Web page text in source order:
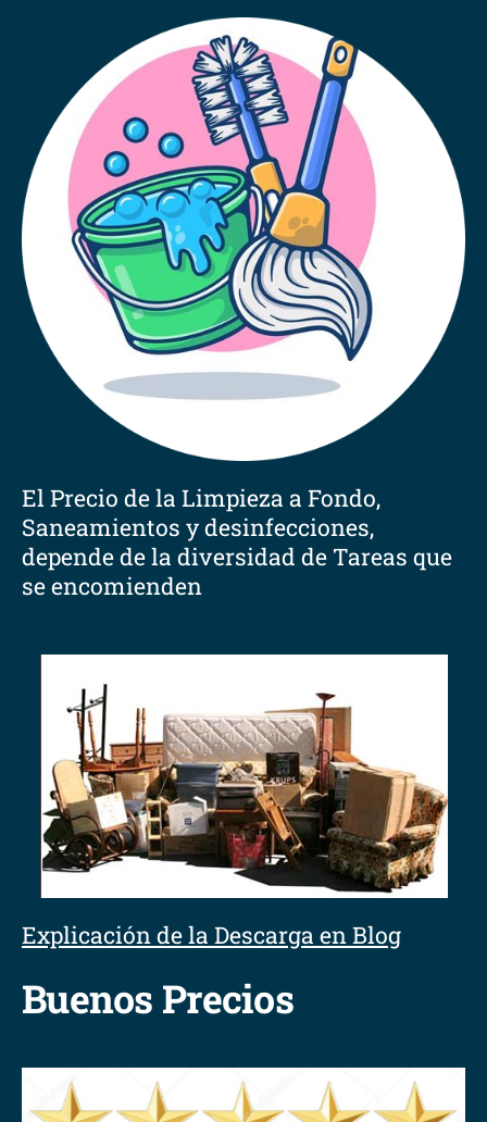
El Precio de la Limpieza a Fondo,
Saneamientos y desinfecciones,
depende de la diversidad de Tareas que
se encomienden
Explicación de la Descarga en Blog
Buenos Precios